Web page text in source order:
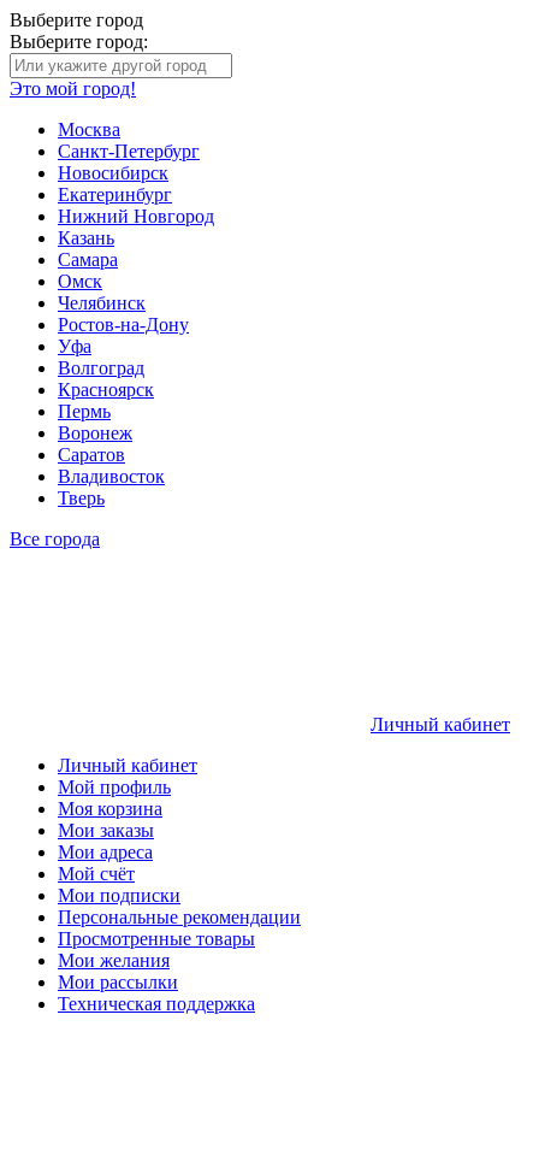
Выберите город
Выберите город:
Это мой город!
Москва
Санкт-Петербург
Новосибирск
Екатеринбург
Нижний Новгород
Казань
Самара
Омск
Челябинск
Ростов-на-Дону
Уфа
Волгоград
Красноярск
Пермь
Воронеж
Саратов
Владивосток
Тверь
Все города
Личный кабинет
Личный кабинет
Мой профиль
Моя корзина
Мои заказы
Мои адреса
Мой счёт
Мои подписки
Персональные рекомендации
Просмотренные товары
Мои желания
Мои рассылки
Техническая поддержка